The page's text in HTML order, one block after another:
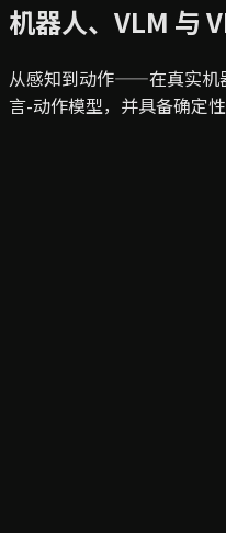
机器人、VLM 与
从感知到动作——在真实机
言-动作模型，并具备确定性